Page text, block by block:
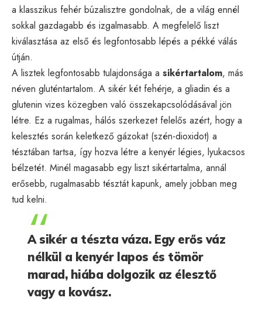
a klasszikus fehér búzalisztre gondolnak, de a világ ennél
sokkal gazdagabb és izgalmasabb. A megfelelő liszt
kiválasztása az első és legfontosabb lépés a pékké válás
útján.
A lisztek legfontosabb tulajdonsága a sikértartalom, más
néven gluténtartalom. A sikér két fehérje, a gliadin és a
glutenin vizes közegben való összekapcsolódásával jön
létre. Ez a rugalmas, hálós szerkezet felelős azért, hogy a
kelesztés során keletkező gázokat (szén-dioxidot) a
tésztában tartsa, így hozva létre a kenyér légies, lyukacsos
bélzetét. Minél magasabb egy liszt sikértartalma, annál
erősebb, rugalmasabb tésztát kapunk, amely jobban meg
tud kelni.
A sikér a tészta váza. Egy erős váz
nélkül a kenyér lapos és tömör
marad, hiába dolgozik az élesztő
vagy a kovász.